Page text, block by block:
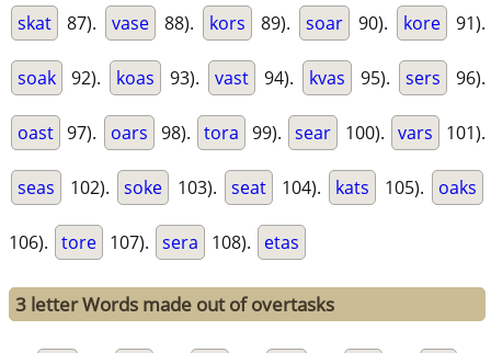
skat 87). vase 88). kors 89). soar 90). kore 91).
soak 92). koas 93). vast 94). kvas 95). sers 96).
oast 97). oars 98). tora 99). sear 100). vars 101).
seas 102). soke 103). seat 104). kats 105). oaks
106). tore 107). sera 108). etas
3 letter Words made out of overtasks